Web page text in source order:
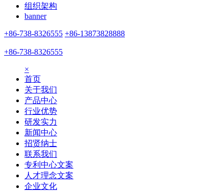
组织架构
banner
+86-738-8326555 +86-13873828888
+86-738-8326555
×
首页
关于我们
产品中心
行业优势
研发实力
新闻中心
招贤纳士
联系我们
专利中心文案
人才理念文案
企业文化